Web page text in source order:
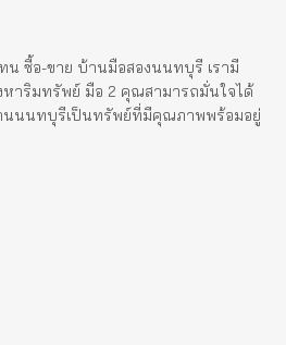
ซื้อ-ขาย บ้านมือสองนนทบุรี เรามี
หาริมทรัพย์ มือ 2 คุณสามารถมั่นใจได้
นนนทบุรีเป็นทรัพย์ที่มีคุณภาพพร้อมอยู่